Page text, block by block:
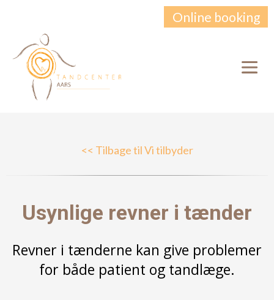
Online booking
<< Tilbage til Vi tilbyder
Usynlige revner i tænder
Revner i tænderne kan give problemer
for både patient og tandlæge.